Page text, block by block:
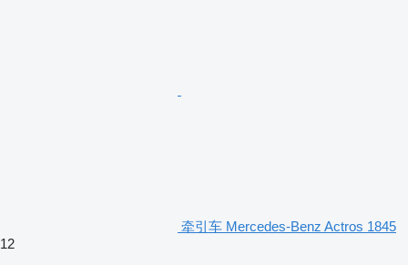
牵引车 Mercedes-Benz Actros 1845
12